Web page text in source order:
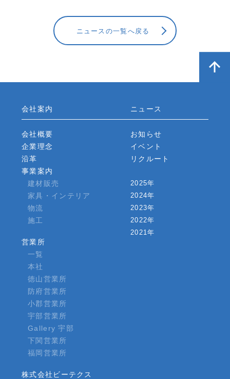
ニュースの一覧へ戻る
会社案内
会社概要
企業理念
沿革
事業案内
建材販売
家具・インテリア
物流
施工
営業所
一覧
本社
徳山営業所
防府営業所
小郡営業所
宇部営業所
Gallery 宇部
下関営業所
福岡営業所
株式会社ビーテクス
ニュース
お知らせ
イベント
リクルート
2025年
2024年
2023年
2022年
2021年